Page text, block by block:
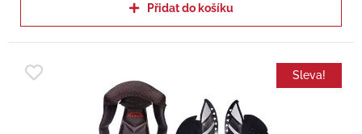
Přidat do košíku
Sleva!